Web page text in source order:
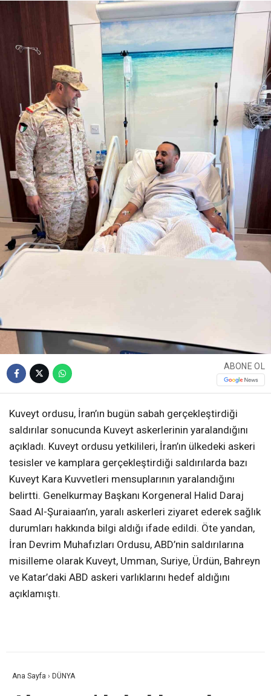
ABONE OL
Kuveyt ordusu, İran’ın bugün sabah gerçekleştirdiği
saldırılar sonucunda Kuveyt askerlerinin yaralandığını
açıkladı. Kuveyt ordusu yetkilileri, İran’ın ülkedeki askeri
tesisler ve kamplara gerçekleştirdiği saldırılarda bazı
Kuveyt Kara Kuvvetleri mensuplarının yaralandığını
belirtti. Genelkurmay Başkanı Korgeneral Halid Daraj
Saad Al-Şuraiaan’ın, yaralı askerleri ziyaret ederek sağlık
durumları hakkında bilgi aldığı ifade edildi. Öte yandan,
İran Devrim Muhafızları Ordusu, ABD’nin saldırılarına
misilleme olarak Kuveyt, Umman, Suriye, Ürdün, Bahreyn
ve Katar’daki ABD askeri varlıklarını hedef aldığını
açıklamıştı.
Ana Sayfa › DÜNYA